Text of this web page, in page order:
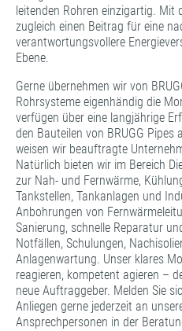
leitenden Rohren einzigartig. Mit
zugleich einen Beitrag für eine
verantwortungsvollere
Ebene.
Gerne übernehmen wir von
Rohrsysteme eigenhändig die
verfügen über eine langjährige
den Bauteilen von BRUGG
weisen wir beauftragte
Natürlich bieten wir im Bereich
zur Nah- und Fernwärme,
Tankstellen, Tankanlagen und
Anbohrungen von
Sanierung, schnelle Reparatur
Notfällen, Schulungen,
Anlagenwartung. Unser klares
reagieren, kompetent agieren –
neue Auftraggeber. Melden Sie
Anliegen gerne jederzeit an
Ansprechpersonen in der